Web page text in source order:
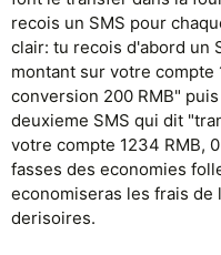
recois un SMS pour
clair: tu recois d'abord un
montant sur votre compte
conversion 200 RMB"
deuxieme SMS qui dit
votre compte 1234 RMB,
fasses des economies
economiseras les frais
derisoires.